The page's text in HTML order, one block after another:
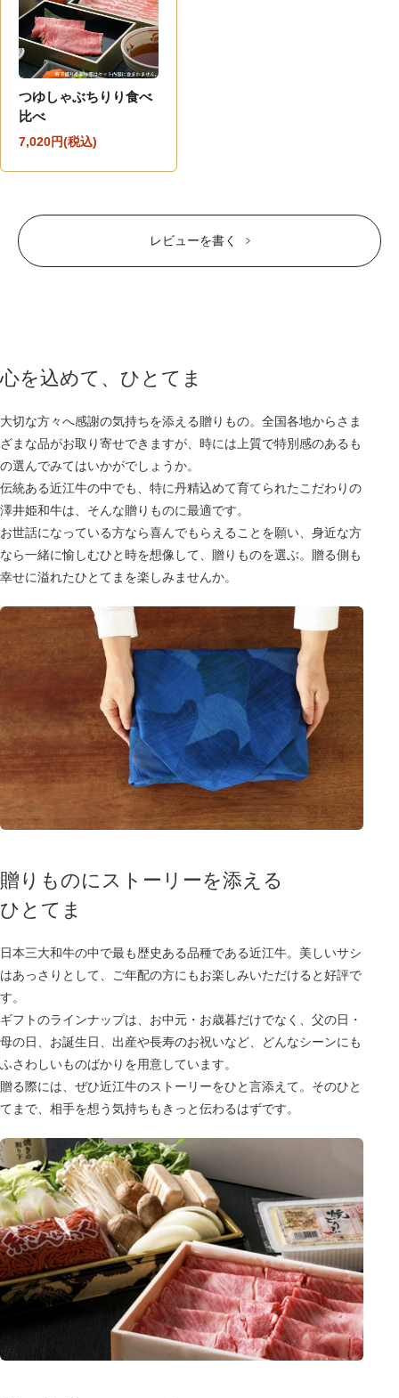
つゆしゃぶちりり食べ
比べ
7,020円(税込)
レビューを書く
心を込めて、ひとてま
大切な方々へ感謝の気持ちを添える贈りもの。全国各地からさま
ざまな品がお取り寄せできますが、時には上質で特別感のあるも
の選んでみてはいかがでしょうか。
伝統ある近江牛の中でも、特に丹精込めて育てられたこだわりの
澤井姫和牛は、そんな贈りものに最適です。
お世話になっている方なら喜んでもらえることを願い、身近な方
なら一緒に愉しむひと時を想像して、贈りものを選ぶ。贈る側も
幸せに溢れたひとてまを楽しみませんか。
贈りものにストーリーを添える
ひとてま
日本三大和牛の中で最も歴史ある品種である近江牛。美しいサシ
はあっさりとして、ご年配の方にもお楽しみいただけると好評で
す。
ギフトのラインナップは、お中元・お歳暮だけでなく、父の日・
母の日、お誕生日、出産や長寿のお祝いなど、どんなシーンにも
ふさわしいものばかりを用意しています。
贈る際には、ぜひ近江牛のストーリーをひと言添えて。そのひと
てまで、相手を想う気持ちもきっと伝わるはずです。